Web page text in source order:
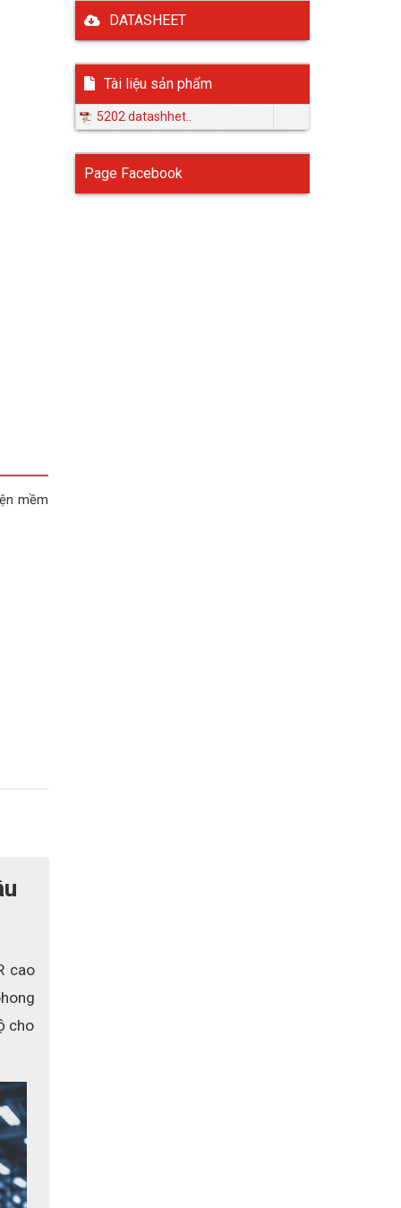
mềm
cao
cho
DATASHEET
Tài liệu sản phẩm
5202 datashhet..
Page Facebook